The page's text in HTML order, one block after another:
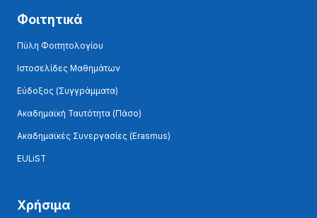
Φοιτητικά
Πύλη Φοιτητολογίου
Ιστοσελίδες Μαθημάτων
Εύδοξος (Συγγράμματα)
Ακαδημαϊκή Ταυτότητα (Πάσο)
Ακαδημαϊκές Συνεργασίες (Erasmus)
EULiST
Χρήσιμα